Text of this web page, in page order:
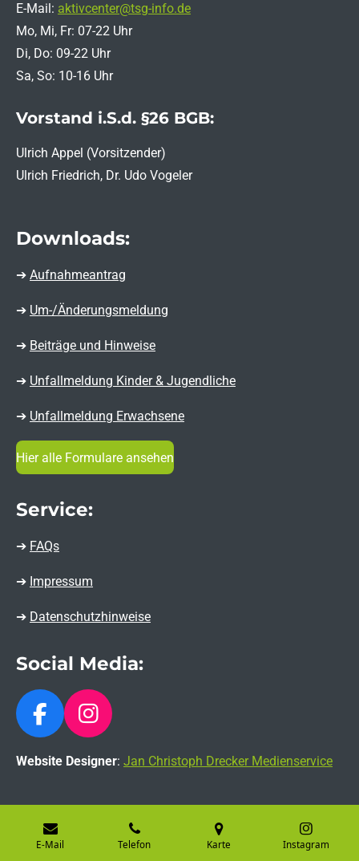
E-Mail: aktivcenter@tsg-info.de
Mo, Mi, Fr: 07-22 Uhr
Di, Do: 09-22 Uhr
Sa, So: 10-16 Uhr
Vorstand i.S.d. §26 BGB:
Ulrich Appel (Vorsitzender)
Ulrich Friedrich, Dr. Udo Vogeler
Downloads:
➔ Aufnahmeantrag
➔ Um-/Änderungsmeldung
➔ Beiträge und Hinweise
➔ Unfallmeldung Kinder & Jugendliche
➔ Unfallmeldung Erwachsene
Hier alle Formulare ansehen
Service:
➔ FAQs
➔ Impressum
➔ Datenschutzhinweise
Social Media:
F
c
o
I
s
Website Designer: Jan Christoph Drecker Medienservice
E-Mail Telefon Karte Instagram